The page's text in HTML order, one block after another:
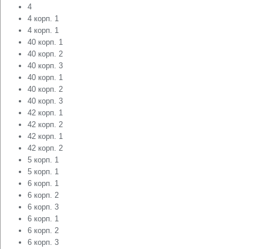
4
4 корп. 1
4 корп. 1
40 корп. 1
40 корп. 2
40 корп. 3
40 корп. 1
40 корп. 2
40 корп. 3
42 корп. 1
42 корп. 2
42 корп. 1
42 корп. 2
5 корп. 1
5 корп. 1
6 корп. 1
6 корп. 2
6 корп. 3
6 корп. 1
6 корп. 2
6 корп. 3